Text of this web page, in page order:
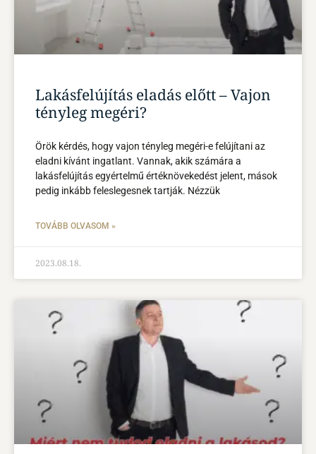
Lakásfelújítás eladás előtt – Vajon
tényleg megéri?
Örök kérdés, hogy vajon tényleg megéri-e felújítani az
eladni kívánt ingatlant. Vannak, akik számára a
lakásfelújítás egyértelmű értéknövekedést jelent, mások
pedig inkább feleslegesnek tartják. Nézzük
TOVÁBB OLVASOM »
2023.08.18.